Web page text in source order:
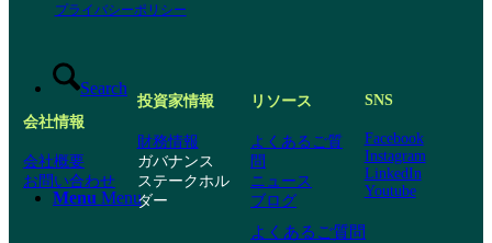
Search
Menu Menu
プライバシーポリシー
会社情報
会社概要
お問い合わせ
投資家情報
財務情報
ガバナンス
ステークホル
ダー
リソース
よくあるご質
問
ニュース
ブログ
SNS
Facebook
Instagram
LinkedIn
Youtube
よくあるご質問